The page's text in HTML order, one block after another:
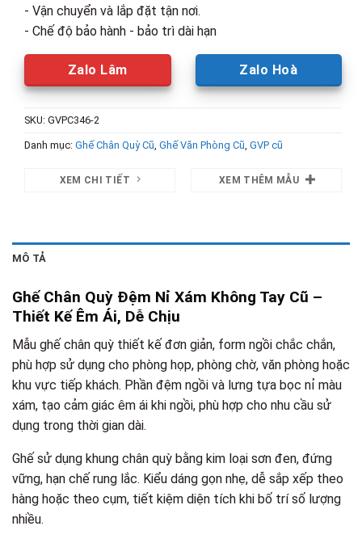
- Vận chuyển và lắp đặt tận nơi.
- Chế độ bảo hành - bảo trì dài hạn
Zalo Lâm Zalo Hoà
SKU: GVPC346-2
Danh mục: Ghế Chân Quỳ Cũ, Ghế Văn Phòng Cũ, GVP cũ
XEM CHI TIẾT XEM THÊM MẪU
MÔ TẢ
Ghế Chân Quỳ Đệm Nỉ Xám Không Tay Cũ –
Thiết Kế Êm Ái, Dễ Chịu
Mẫu ghế chân quỳ thiết kế đơn giản, form ngồi chắc chắn,
phù hợp sử dụng cho phòng họp, phòng chờ, văn phòng hoặc
khu vực tiếp khách. Phần đệm ngồi và lưng tựa bọc nỉ màu
xám, tạo cảm giác êm ái khi ngồi, phù hợp cho nhu cầu sử
dụng trong thời gian dài.
Ghế sử dụng khung chân quỳ bằng kim loại sơn đen, đứng
vững, hạn chế rung lắc. Kiểu dáng gọn nhẹ, dễ sắp xếp theo
hàng hoặc theo cụm, tiết kiệm diện tích khi bố trí số lượng
nhiều.